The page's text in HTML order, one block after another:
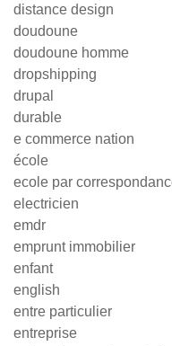
distance design
doudoune
doudoune homme
dropshipping
drupal
durable
e commerce nation
école
ecole par
electricien
emdr
emprunt immobilier
enfant
english
entre particulier
entreprise